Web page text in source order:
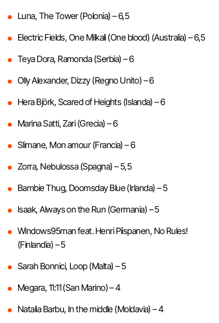
Luna, The Tower (Polonia) – 6,5
Electric Fields, One Milkali (One blood) (Australia) – 6,5
Teya Dora, Ramonda (Serbia) – 6
Olly Alexander, Dizzy (Regno Unito) – 6
Hera Björk, Scared of Heights (Islanda) – 6
Marina Satti, Zari (Grecia) – 6
Slimane, Mon amour (Francia) – 6
Zorra, Nebulossa (Spagna) – 5,5
Bambie Thug, Doomsday Blue (Irlanda) – 5
Isaak, Always on the Run (Germania) – 5
Windows95man feat. Henri Piispanen, No Rules!
(Finlandia) – 5
Sarah Bonnici, Loop (Malta) – 5
Megara, 11:11 (San Marino) – 4
Natalia Barbu, In the middle (Moldavia) – 4